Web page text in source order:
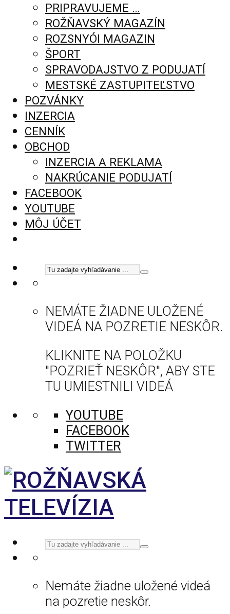
PRIPRAVUJEME …
ROŽŇAVSKÝ MAGAZÍN
ROZSNYÓI MAGAZIN
ŠPORT
SPRAVODAJSTVO Z PODUJATÍ
MESTSKÉ ZASTUPITEĽSTVO
POZVÁNKY
INZERCIA
CENNÍK
OBCHOD
INZERCIA A REKLAMA
NAKRÚCANIE PODUJATÍ
FACEBOOK
YOUTUBE
MÔJ ÚČET
NEMÁTE ŽIADNE ULOŽENÉ
VIDEÁ NA POZRETIE NESKÔR.
KLIKNITE NA POLOŽKU
"POZRIEŤ NESKÔR", ABY STE
TU UMIESTNILI VIDEÁ
YOUTUBE
FACEBOOK
TWITTER
Nemáte žiadne uložené videá
na pozretie neskôr.